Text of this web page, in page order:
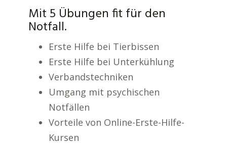
Mit 5 Übungen fit für den
Notfall.
Erste Hilfe bei Tierbissen
Erste Hilfe bei Unterkühlung
Verbandstechniken
Umgang mit psychischen
Notfällen
Vorteile von Online-Erste-Hilfe-
Kursen